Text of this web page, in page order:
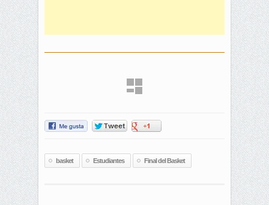
basket Estudiantes Final del Basket